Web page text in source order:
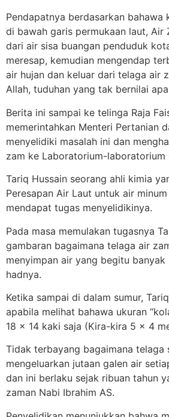
Pendapatnya berdasarkan bahawa
di bawah garis permukaan laut, Air
dari air sisa buangan penduduk
meresap, kemudian mengendap
air hujan dan keluar dari telaga air
Allah, tuduhan yang tak bernilai
Berita ini sampai ke telinga Raja
memerintahkan Menteri Pertanian
menyelidiki masalah ini dan
zam ke Laboratorium-laboratorium
Tariq Hussain seorang ahli kimia
Peresapan Air Laut untuk air
mendapat tugas menyelidikinya.
Pada masa memulakan tugasnya
gambaran bagaimana telaga air
menyimpan air yang begitu
hadnya.
Ketika sampai di dalam sumur,
apabila melihat bahawa ukuran
18 x 14 kaki saja (Kira-kira 5 x 4
Tidak terbayang bagaimana telaga
mengeluarkan jutaan galen air
dan ini berlaku sejak ribuan tahun
zaman Nabi Ibrahim AS.